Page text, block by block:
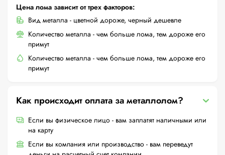
Цена лома зависит от трех факторов:
Вид металла - цветной дороже, черный дешевле
Количество металла - чем больше лома, тем дороже его
примут
Количество металла - чем больше лома, тем дороже его
примут
Как происходит оплата за металлолом?
Если вы физическое лицо - вам заплатят наличными или
на карту
Если вы компания или производство - вам переведут